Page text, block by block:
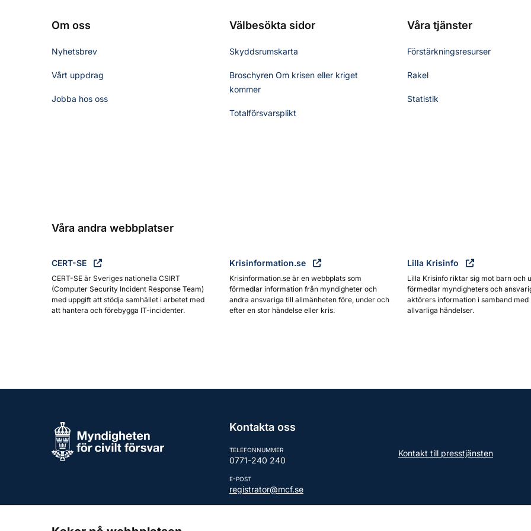
Om oss
Nyhetsbrev
Vårt uppdrag
Jobba hos oss
Välbesökta sidor
Skyddsrumskarta
Broschyren Om krisen eller kriget
kommer
Totalförsvarsplikt
Våra tjänster
Förstärkningsresurser
Rakel
Statistik
Våra andra webbplatser
CERT-SE
CERT-SE är Sveriges nationella CSIRT
(Computer Security Incident Response Team)
med uppgift att stödja samhället i arbetet med
att hantera och förebygga IT-incidenter.
Krisinformation.se
Krisinformation.se är en webbplats som
förmedlar information från myndigheter och
andra ansvariga till allmänheten före, under och
efter en stor händelse eller kris.
Lilla Krisinfo
Lilla Krisinfo riktar sig mot barn och
förmedlar myndigheters och
aktörers information i samband
allvarliga händelser.
Kontakta oss
TELEFONNUMMER
0771-240 240
E-POST
registrator@mcf.se
Kontakt till presstjänsten